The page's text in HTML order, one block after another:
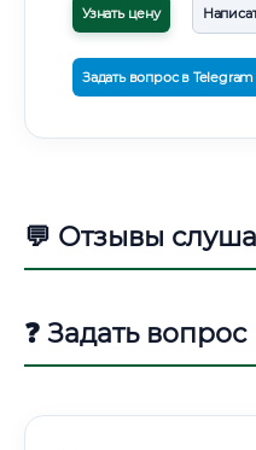
Узнать цену
Задать вопрос в Telegram
💬 Отзывы
❓ Задать